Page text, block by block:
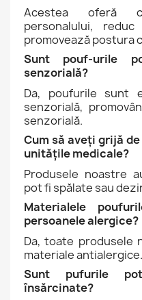
Acestea oferă
personalului,
promovează postura
Sunt pouf-urile
senzorială?
Da, poufurile sunt
senzorială,
senzorială.
Cum să aveți grijă
unitățile medicale?
Produsele noastre
pot fi spălate sau
Materialele
persoanele alergice?
Da, toate produsele
materiale antialergice.
Sunt pufurile
însărcinate?